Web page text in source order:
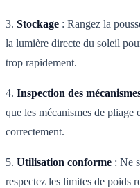
3. Stockage : Rangez la
la lumière directe du soleil
trop rapidement.
4. Inspection des
que les mécanismes de
correctement.
5. Utilisation conforme : Ne
respectez les limites de poids